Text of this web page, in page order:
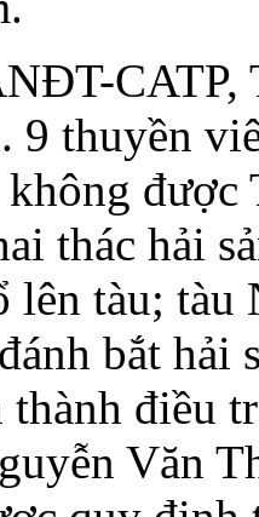
CATP,
9 thuyền
được
thác hải
lên tàu;
bắt hải
thành điều
Văn